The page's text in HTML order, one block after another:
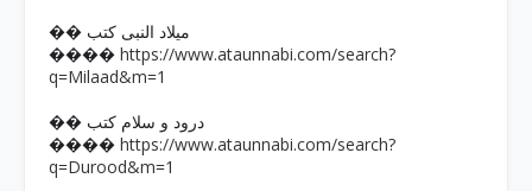
�� میلاد النبی کتب
���� https://www.ataunnabi.com/search?
q=Milaad&m=1
�� درود و سلام کتب
���� https://www.ataunnabi.com/search?
q=Durood&m=1